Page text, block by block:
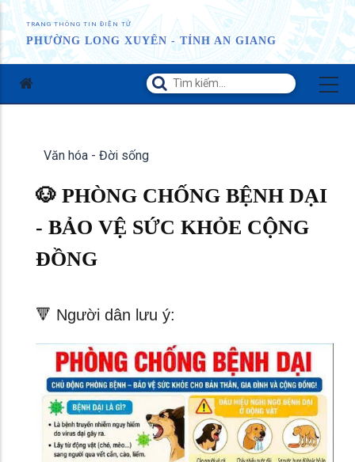
TRANG THÔNG TIN ĐIỆN TỬ
PHƯỜNG LONG XUYÊN - TỈNH AN GIANG
Văn hóa - Đời sống
🐶 PHÒNG CHỐNG BỆNH DẠI
- BẢO VỆ SỨC KHỎE CỘNG
ĐỒNG
🔻 Người dân lưu ý: